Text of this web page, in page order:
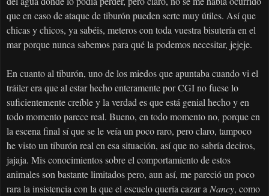
que en caso de ataque de tiburón pueden serte muy útiles. Así que
chicas y chicos, ya sabéis, meteros con toda vuestra bisutería en el
mar porque nunca sabemos para qué la podemos necesitar, jejeje.
En cuanto al tiburón, uno de los miedos que apuntaba cuando vi el
tráiler era que al estar hecho enteramente por CGI no fuese lo
suficientemente creíble y la verdad es que está genial hecho y en
todo momento parece real. Bueno, en todo momento no, porque en
la escena final sí que se le veía un poco raro, pero claro, tampoco
he visto un tiburón real en esa situación, así que no sabría deciros,
jajaja. Mis conocimientos sobre el comportamiento de estos
animales son bastante limitados pero, aun así, me pareció un poco
rara la insistencia con la que el escuelo quería cazar aNancy, como